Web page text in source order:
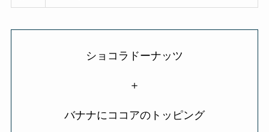
ショコラドーナッツ
＋
バナナにココアのトッピング